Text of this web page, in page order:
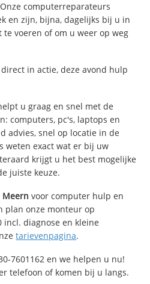
computerreparateurs
en zijn, bijna, dagelijks bij u in
voeren of om u weer op weg
in actie, deze avond hulp
u graag en snel met de
computers, pc's, laptops en
advies, snel op locatie in de
weten exact wat er bij uw
krijgt u het best mogelijke
juiste keuze.
Meern voor computer hulp en
plan onze monteur op
incl. diagnose en kleine
tarievenpagina.
7601162 en we helpen u nu!
telefoon of komen bij u langs.